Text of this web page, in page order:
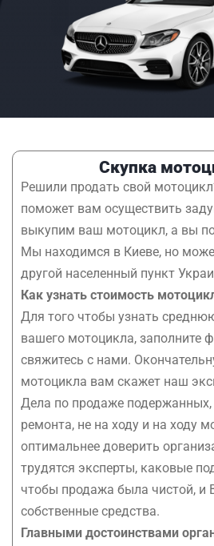
Скупка
Решили продать свой
поможет вам осуществить
выкупим ваш мотоцикл, а вы
Мы находимся в Киеве, но
другой населенный пункт
Как узнать стоимость
Для того чтобы узнать
вашего мотоцикла, заполните
свяжитесь с нами.
мотоцикла вам скажет наш
Дела по продаже подержанных,
ремонта, не на ходу и на ходу
оптимальнее доверить
трудятся эксперты, каковые
чтобы продажа была чистой, и
собственные средства.
Главными достоинствами